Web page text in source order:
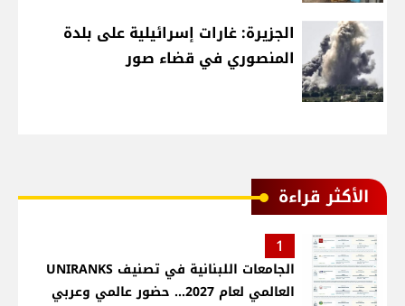
الجزيرة: غارات إسرائيلية على بلدة
المنصوري في قضاء صور
الأكثر قراءة
1
الجامعات اللبنانية في تصنيف UNIRANKS
العالمي لعام 2027... حضور عالمي وعربي